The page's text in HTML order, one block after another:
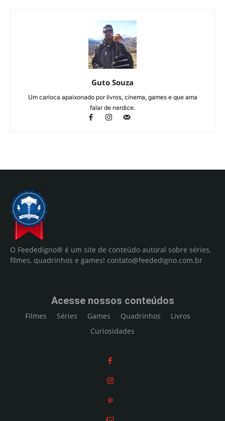
Guto Souza
Um carioca apaixonado por livros, cinema, games e que ama
falar de nerdice.
O Feededigno® é um site de conteúdo autoral sobre séries,
filmes, quadrinhos e games! contato@feededigno.com.br
Acesse nossos conteúdos
Filmes Séries Games Quadrinhos
Livros
Curiosidades